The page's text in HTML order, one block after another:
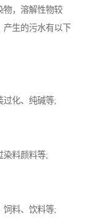
物，溶解性物较
产生的污水有以下
过化、纯碱等;
染料颜料等;
饲料、饮料等;